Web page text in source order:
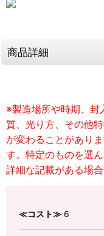
商品詳細
※製造場所や時期、封
質、光り方、その他
が変わることがあり
す。特定のものを選
詳細な記載がある場
≪コスト≫ 6